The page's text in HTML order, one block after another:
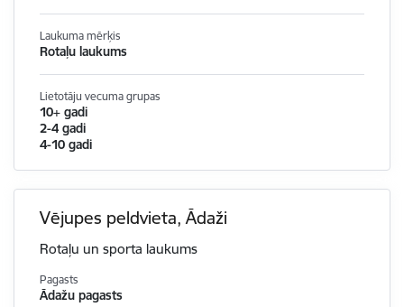
Laukuma mērķis
Rotaļu laukums
Lietotāju vecuma grupas
10+ gadi
2-4 gadi
4-10 gadi
Vējupes peldvieta, Ādaži
Rotaļu un sporta laukums
Pagasts
Ādažu pagasts